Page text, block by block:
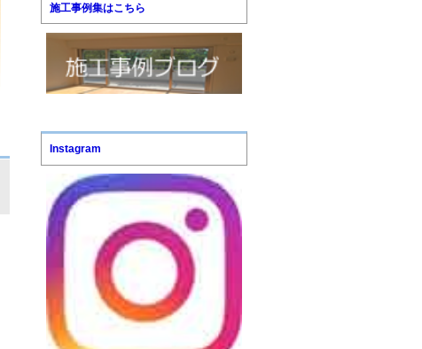
施工事例集はこちら
Instagram